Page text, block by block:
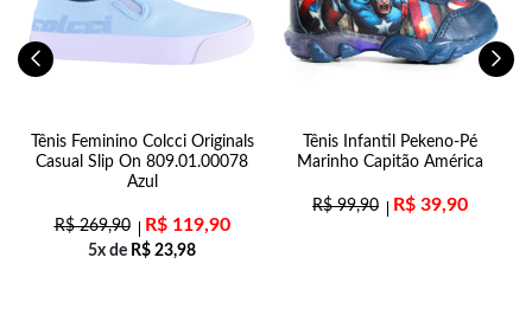
Tênis Feminino Colcci Originals
Casual Slip On 809.01.00078
Azul
R$269,90 R$119,90
5x de R$ 23,98
Tênis Infantil Pekeno-Pé
Marinho Capitão América
R$99,90 R$ 39,90